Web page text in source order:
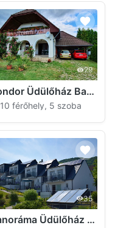
29
Kondor Üdülőház Badacsonytomaj
10 férőhely, 5 szoba
35
Panoráma Üdülőház Badacsonytomaj